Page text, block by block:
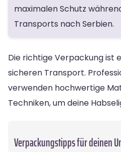
maximalen Schutz
Transports nach Serbien.
Die richtige Verpackung ist
sicheren Transport.
verwenden hochwertige
Techniken, um deine
Verpackungstipps für deinen